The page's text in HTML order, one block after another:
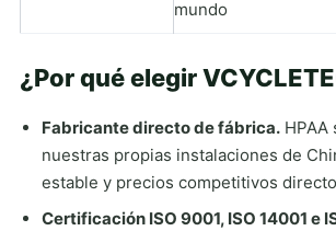
mundo
¿Por qué elegir
Fabricante directo de fábrica. HPAA
nuestras propias instalaciones de
estable y precios competitivos
Certificación ISO 9001, ISO 14001 e